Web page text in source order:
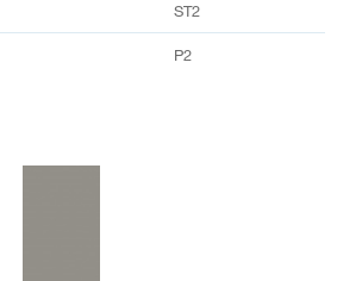
ST2
P2